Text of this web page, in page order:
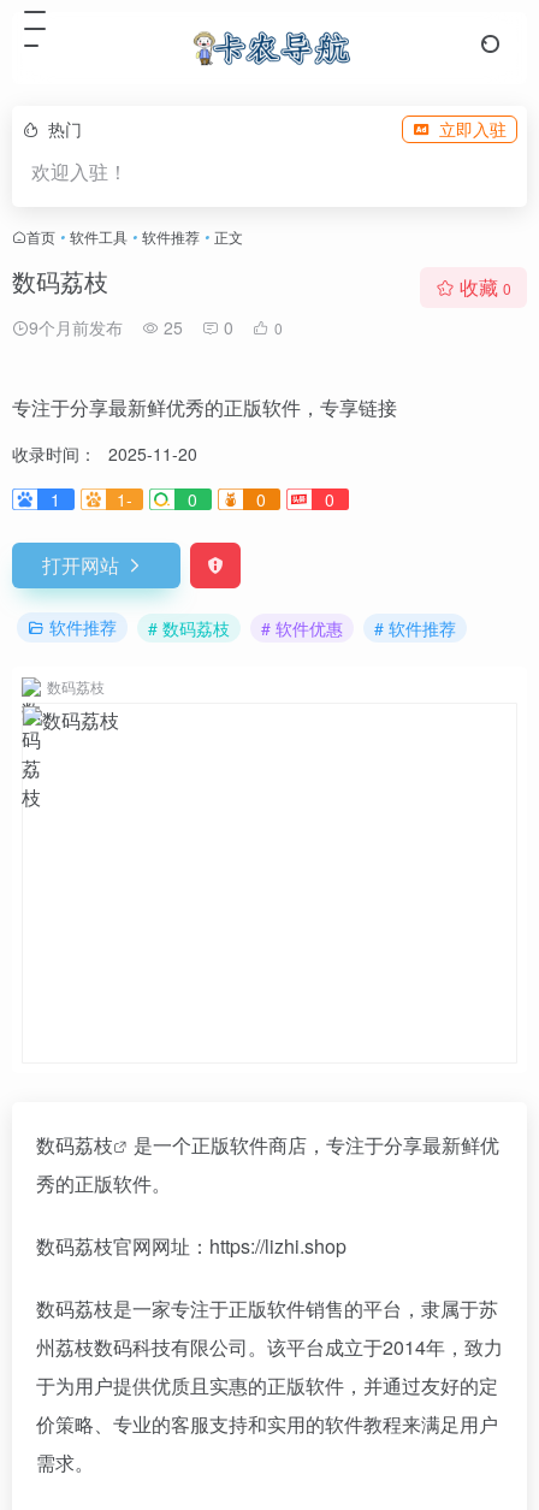
热门 立即入驻
欢迎入驻！
首页 • 软件工具 • 软件推荐 • 正文
数码荔枝
9个月前发布 25 0 0
收藏 0
专注于分享最新鲜优秀的正版软件，专享链接
收录时间：
2025-11-20
1
1- 0 0 0
打开网站
软件推荐 # 数码荔枝 # 软件优惠 # 软件推荐
数码荔枝
数码荔枝
是一个正版软件商店，专注于分享最新鲜优
秀的正版软件。
数码荔枝官网网址：https://lizhi.shop
数码荔枝是一家专注于正版软件销售的平台，隶属于苏
州荔枝数码科技有限公司。该平台成立于2014年，致力
于为用户提供优质且实惠的正版软件，并通过友好的定
价策略、专业的客服支持和实用的软件教程来满足用户
需求。